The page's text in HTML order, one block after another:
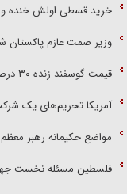
خرید قسطی اولش خنده
وزیر صمت عازم پاکستان
قیمت گوسفند زنده ۳۰ درصد کاهش یافت؛ گوشت ارزان نشد
آمریکا تحریم‌های یک
مواضع حکیمانه رهبر
فلسطین مسئله نخست